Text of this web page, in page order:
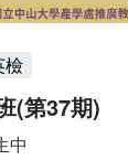
檢
(第37期)
中